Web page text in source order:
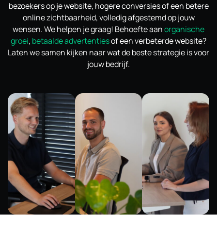
bezoekers op je website, hogere conversies of een betere
online zichtbaarheid, volledig afgestemd op jouw
wensen. We helpen je graag! Behoefte aanorganische
groei, betaalde advertentiesof een verbeterde website?
Laten we samen kijken naar wat de beste strategie is voor
jouw bedrijf.